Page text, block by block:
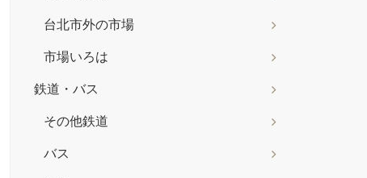
台北市外の市場
市場いろは
鉄道・バス
その他鉄道
バス